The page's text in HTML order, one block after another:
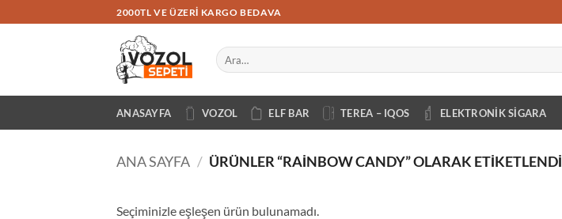
atla
2000TL VE ÜZERI KARGO BEDAVA
Ara:
ANASAYFA VOZOL ELF BAR TEREA – IQOS ELEKTRONIK SIGARA
ANA SAYFA / ÜRÜNLER “RAINBOW CANDY” OLARAK ETIKETLENDI
Seçiminizle eşleşen ürün bulunamadı.